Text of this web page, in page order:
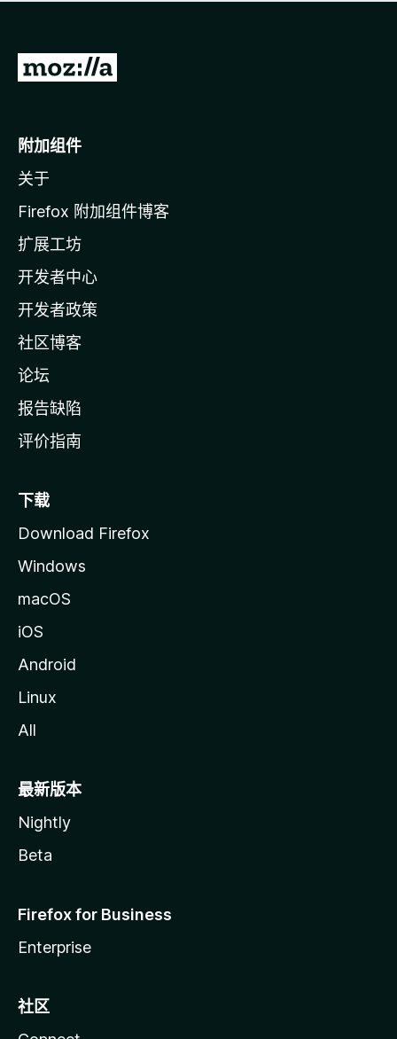
无
转
o
i
l
a
主
页
附加组件
关于
Firefox 附加组件博客
扩展工坊
开发者中心
开发者政策
社区博客
论坛
报告缺陷
评价指南
下载
Download Firefox
Windows
macOS
iOS
Android
Linux
All
最新版本
Nightly
Beta
Firefox for Business
Enterprise
社区